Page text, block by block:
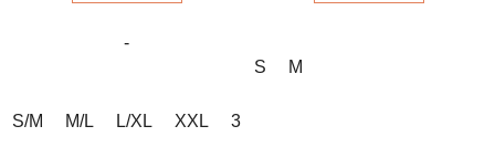
hviezdičiek.
-
S/M M/L L/XL XXL 3XL/4XL
S M